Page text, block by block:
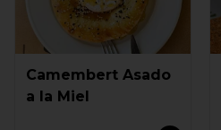
Camembert Asado
a la Miel